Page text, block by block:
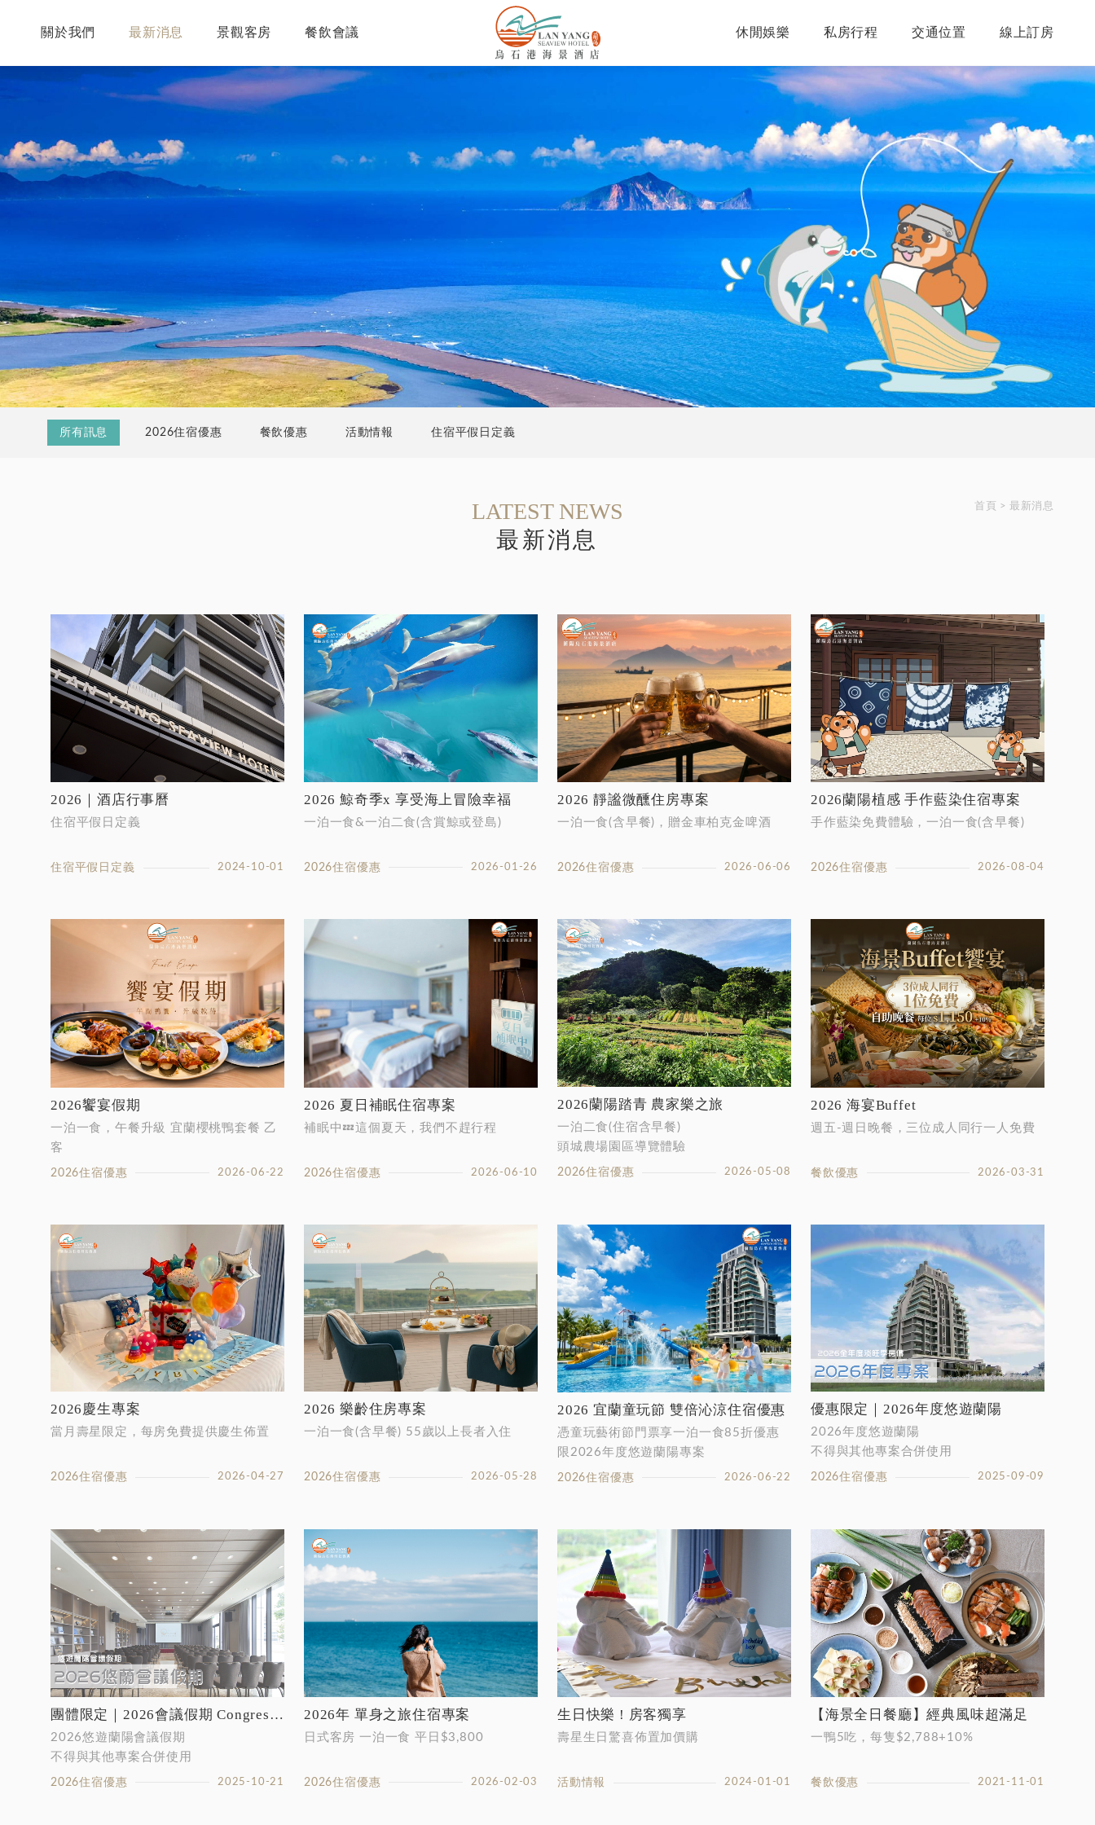
關於我們 最新消息 景觀客房 餐飲會議 休閒娛樂 私房行程 交通位置 線上訂房
LATEST NEWS
最新消息
首頁 > 最新消息
所有訊息 2026住宿優惠 餐飲優惠 活動情報 住宿平假日定義
2026｜酒店行事曆
住宿平假日定義
住宿平假日定義 2024-10-01
2026 鯨奇季x 享受海上冒險幸福
一泊一食&一泊二食(含賞鯨或登島)
2026住宿優惠 2026-01-26
2026 靜謐微醺住房專案
一泊一食(含早餐)，贈金車柏克金啤酒
2026住宿優惠 2026-06-06
2026蘭陽植感 手作藍染住宿專案
手作藍染免費體驗，一泊一食(含早餐)
2026住宿優惠 2026-08-04
2026饗宴假期
一泊一食，午餐升級 宜蘭櫻桃鴨套餐 乙
客
...
2026住宿優惠 2026-06-22
2026 夏日補眠住宿專案
補眠中💤這個夏天，我們不趕行程
2026住宿優惠 2026-06-10
2026蘭陽踏青 農家樂之旅
一泊二食(住宿含早餐)
頭城農場園區導覽體驗
...
2026住宿優惠 2026-05-08
2026 海宴Buffet
週五-週日晚餐，三位成人同行一人免費
餐飲優惠 2026-03-31
2026慶生專案
當月壽星限定，每房免費提供慶生佈置
2026住宿優惠 2026-04-27
2026 樂齡住房專案
一泊一食(含早餐) 55歲以上長者入住
2026住宿優惠 2026-05-28
2026 宜蘭童玩節 雙倍沁涼住宿優惠
憑童玩藝術節門票享一泊一食85折優惠
限2026年度悠遊蘭陽專案
2026住宿優惠 2026-06-22
優惠限定｜2026年度悠遊蘭陽
2026年度悠遊蘭陽
不得與其他專案合併使用
2026住宿優惠 2025-09-09
團體限定｜2026會議假期 Congress Vacation
2026悠遊蘭陽會議假期
不得與其他專案合併使用
2026住宿優惠 2025-10-21
2026年 單身之旅住宿專案
日式客房 一泊一食 平日$3,800
2026住宿優惠 2026-02-03
生日快樂 ! 房客獨享
壽星生日驚喜佈置加價購
活動情報 2024-01-01
【海景全日餐廳】經典風味超滿足
一鴨5吃，每隻$2,788+10%
餐飲優惠 2021-11-01